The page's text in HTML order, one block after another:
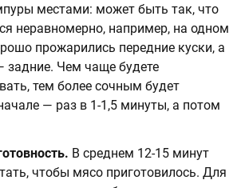
местами: может быть так, что
неравномерно, например, на одном
прожарились передние куски, а
задние. Чем чаще будете
тем более сочным будет
— раз в 1-1,5 минуты, а потом
В среднем 12-15 минут
чтобы мясо приготовилось. Для